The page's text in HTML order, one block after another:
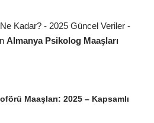
Kadar? - 2025 Güncel Veriler -
Almanya Psikolog Maaşları
Maaşları: 2025 – Kapsamlı